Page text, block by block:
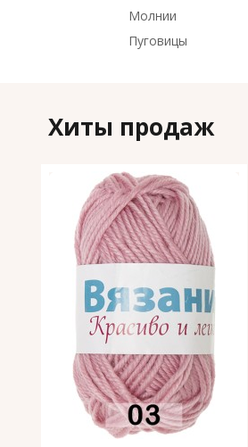
Молнии
Пуговицы
Хиты продаж